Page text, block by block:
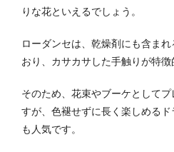
りな花といえるでしょう。
ローダンセは、乾燥剤にも含ま
おり、カサカサした手触りが特徴
そのため、花束やブーケとして
すが、色褪せずに長く楽しめる
も人気です。